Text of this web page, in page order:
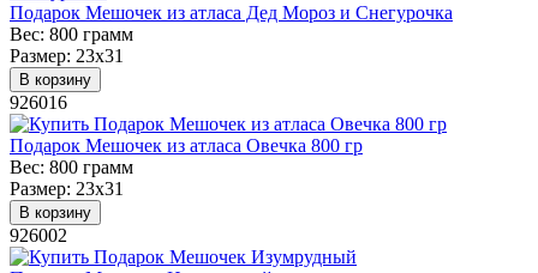
Подарок Мешочек из атласа Дед Мороз и Снегурочка
Вес: 800 грамм
Размер: 23х31
В корзину
926016
Подарок Мешочек из атласа Овечка 800 гр
Вес: 800 грамм
Размер: 23х31
В корзину
926002